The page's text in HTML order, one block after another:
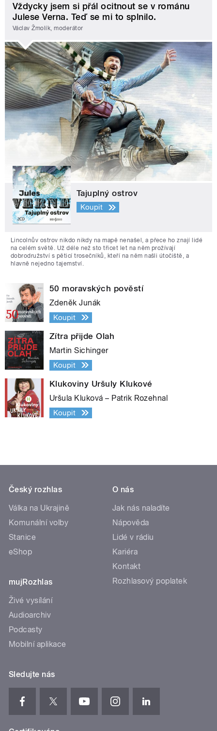
Vždycky jsem si přál ocitnout se v románu
Julese Verna. Teď se mi to splnilo.
Václav Žmolík, moderátor
Tajuplný ostrov
Koupit
Lincolnův ostrov nikdo nikdy na mapě nenašel, a přece ho znají lidé
na celém světě. Už déle než sto třicet let na něm prožívají
dobrodružství s pěticí trosečníků, kteří na něm našli útočiště, a
hlavně nejedno tajemství.
50 moravských pověstí
Zdeněk Junák
Koupit
Zítra přijde Olah
Martin Sichinger
Koupit
Klukoviny Uršuly Klukové
Uršula Kluková – Patrik Rozehnal
Koupit
Český rozhlas
Válka na Ukrajině
Komunální volby
Stanice
eShop
mujRozhlas
Živé vysílání
Audioarchiv
Podcasty
Mobilní aplikace
O nás
Jak nás naladíte
Nápověda
Lidé v rádiu
Kariéra
Kontakt
Rozhlasový poplatek
Sledujte nás